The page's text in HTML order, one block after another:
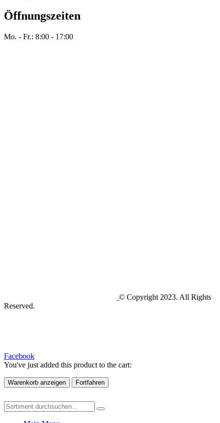
Öffnungszeiten
Mo. - Fr.: 8:00 - 17:00
© Copyright 2023. All Rights
Reserved.
Facebook
You've just added this product to the cart:
Warenkorb anzeigen Fortfahren